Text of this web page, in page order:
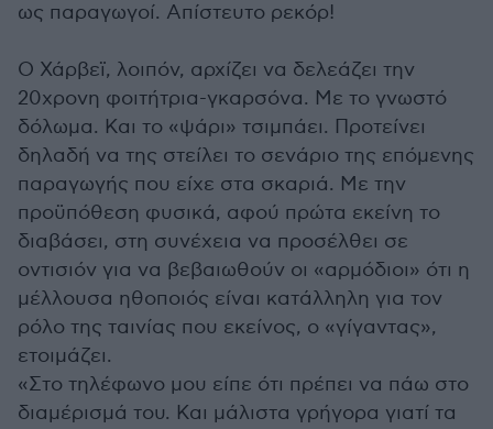
ως παραγωγοί. Απίστευτο ρεκόρ!
Ο Χάρβεϊ, λοιπόν, αρχίζει να δελεάζει την
20χρονη φοιτήτρια-γκαρσόνα. Με το γνωστό
δόλωμα. Και το «ψάρι» τσιμπάει. Προτείνει
δηλαδή να της στείλει το σενάριο της επόμενης
παραγωγής που είχε στα σκαριά. Με την
προϋπόθεση φυσικά, αφού πρώτα εκείνη το
διαβάσει, στη συνέχεια να προσέλθει σε
οντισιόν για να βεβαιωθούν οι «αρμόδιοι» ότι η
μέλλουσα ηθοποιός είναι κατάλληλη για τον
ρόλο της ταινίας που εκείνος, ο «γίγαντας»,
ετοιμάζει.
«Στο τηλέφωνο μου είπε ότι πρέπει να πάω στο
διαμέρισμά του. Και μάλιστα γρήγορα γιατί τα